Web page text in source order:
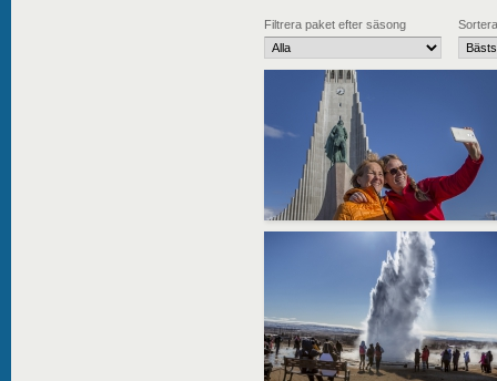
Filtrera paket efter säsong